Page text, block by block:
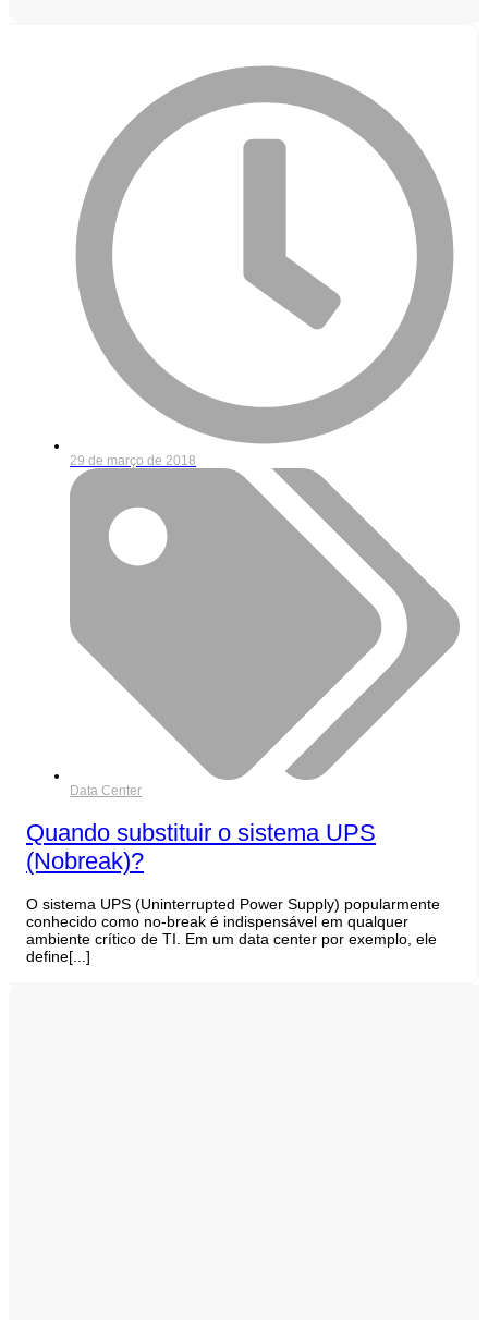
29 de março de 2018
Data Center
Quando substituir o sistema UPS
(Nobreak)?
O sistema UPS (Uninterrupted Power Supply) popularmente
conhecido como no-break é indispensável em qualquer
ambiente crítico de TI. Em um data center por exemplo, ele
define[...]